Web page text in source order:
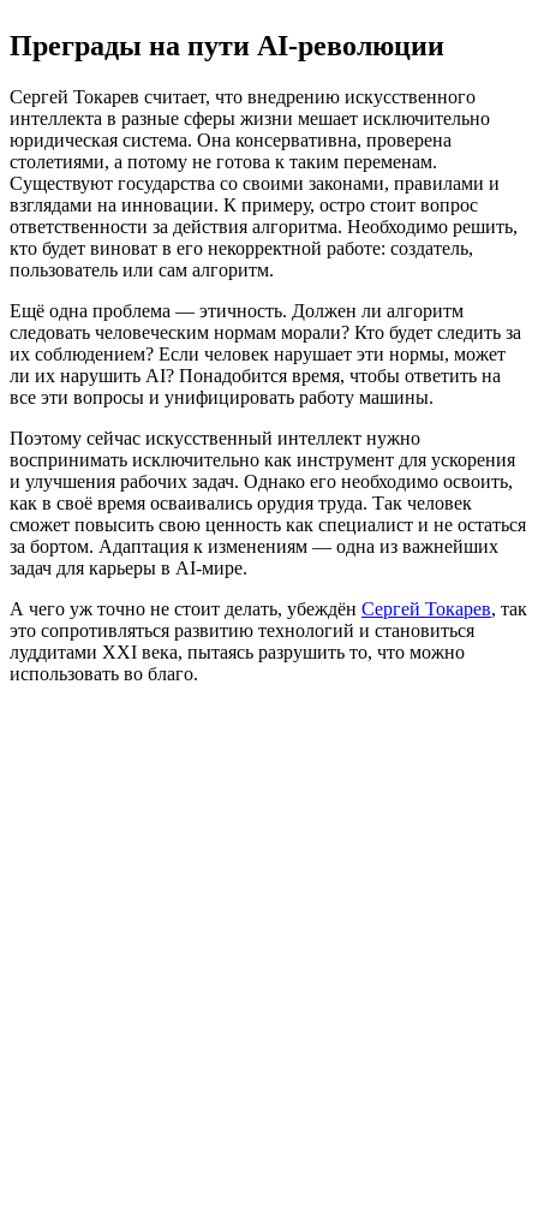
Преграды на пути AI-революции
Сергей Токарев считает, что внедрению искусственного
интеллекта в разные сферы жизни мешает исключительно
юридическая система. Она консервативна, проверена
столетиями, а потому не готова к таким переменам.
Существуют государства со своими законами, правилами и
взглядами на инновации. К примеру, остро стоит вопрос
ответственности за действия алгоритма. Необходимо решить,
кто будет виноват в его некорректной работе: создатель,
пользователь или сам алгоритм.
Ещё одна проблема — этичность. Должен ли алгоритм
следовать человеческим нормам морали? Кто будет следить за
их соблюдением? Если человек нарушает эти нормы, может
ли их нарушить AI? Понадобится время, чтобы ответить на
все эти вопросы и унифицировать работу машины.
Поэтому сейчас искусственный интеллект нужно
воспринимать исключительно как инструмент для ускорения
и улучшения рабочих задач. Однако его необходимо освоить,
как в своё время осваивались орудия труда. Так человек
сможет повысить свою ценность как специалист и не остаться
за бортом. Адаптация к изменениям — одна из важнейших
задач для карьеры в AI-мире.
А чего уж точно не стоит делать, убеждён Сергей Токарев, так
это сопротивляться развитию технологий и становиться
луддитами XXI века, пытаясь разрушить то, что можно
использовать во благо.